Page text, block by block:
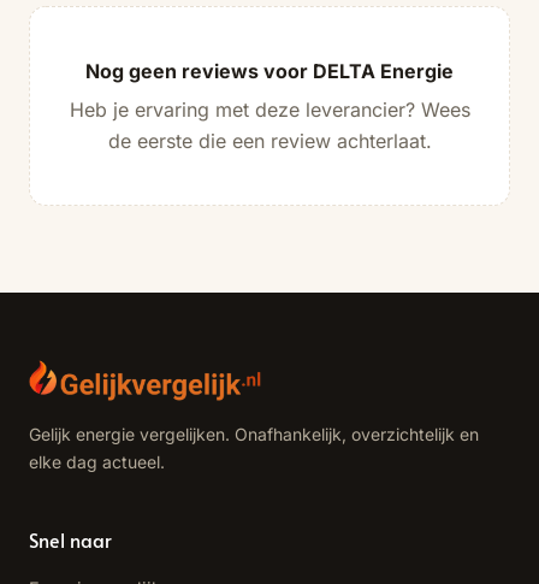
Nog geen reviews voor DELTA Energie
Heb je ervaring met deze leverancier? Wees
de eerste die een review achterlaat.
Gelijk energie vergelijken. Onafhankelijk, overzichtelijk en
elke dag actueel.
Snel naar